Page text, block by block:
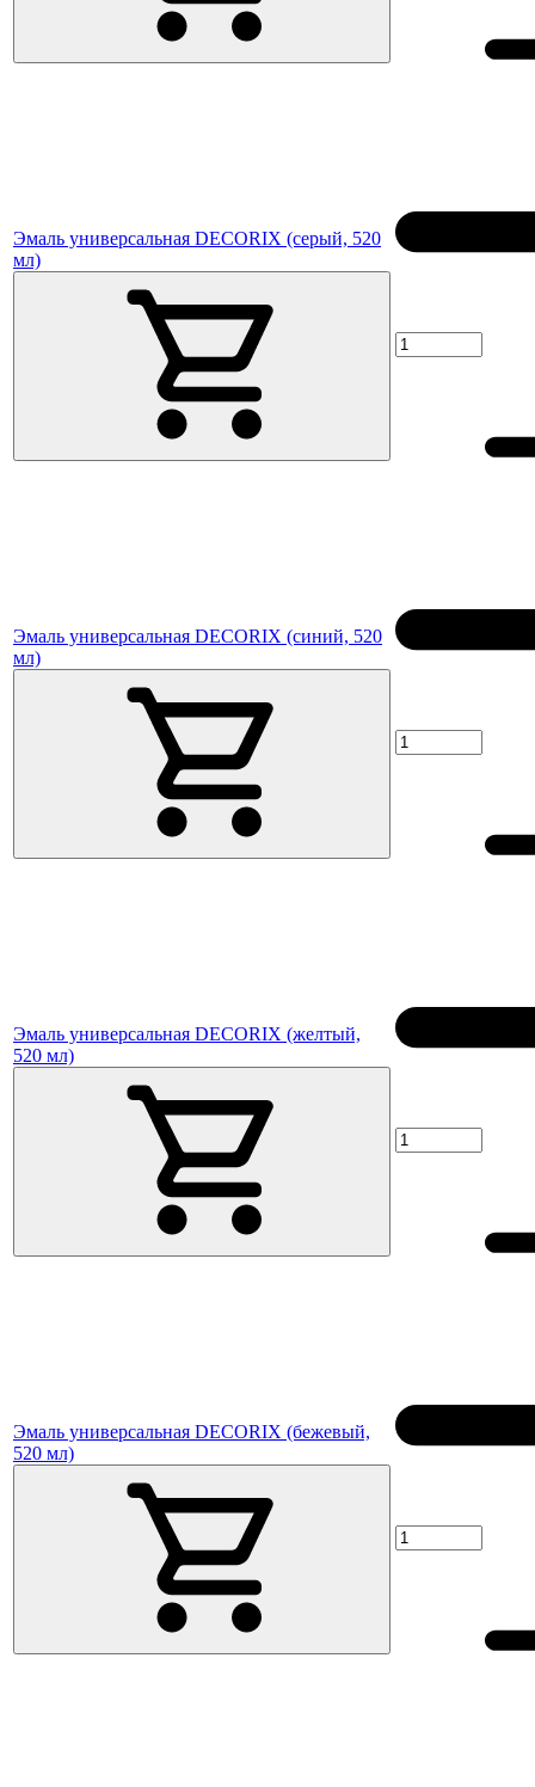
Эмаль универсальная DECORIX (серый, 520
мл)
Эмаль универсальная DECORIX (синий, 520
мл)
Эмаль универсальная DECORIX (желтый,
520 мл)
Эмаль универсальная DECORIX (бежевый,
520 мл)